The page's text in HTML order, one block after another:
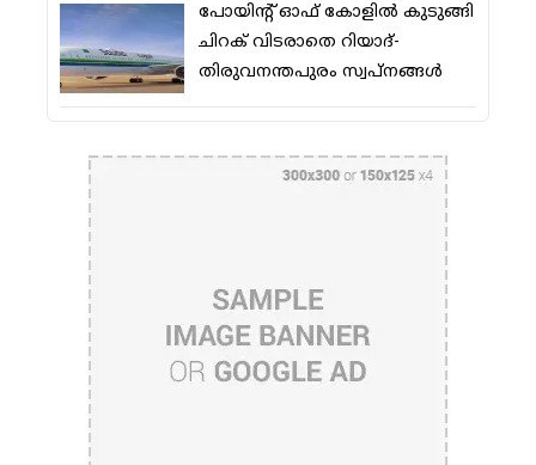
പോയിന്റ് ഓഫ് കോളില്‍ കുടുങ്ങി
ചിറക് വിടരാതെ റിയാദ്-
തിരുവനന്തപുരം സ്വപ്നങ്ങള്‍